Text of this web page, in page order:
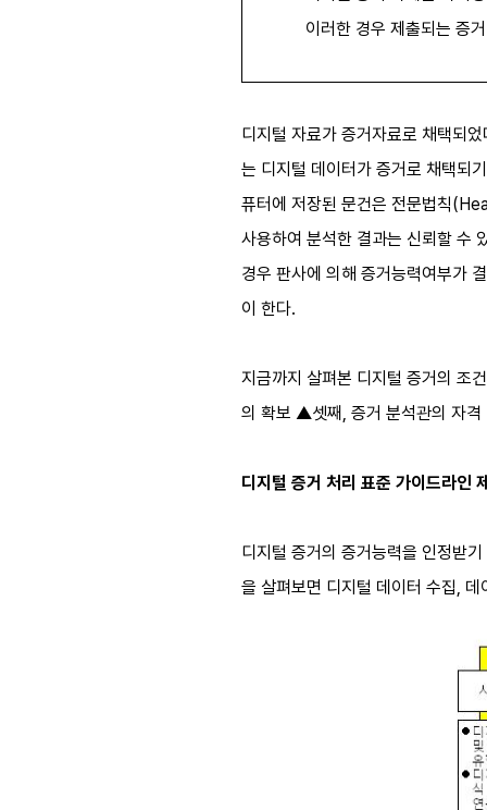
이러한 경우 제출되는 증
디지털 자료가 증거자료로 채택되
는 디지털 데이터가 증거로 채택되
퓨터에 저장된 문건은 전문법칙
사용하여 분석한 결과는 신뢰할 수
경우 판사에 의해 증거능력여부가
이 한다.
지금까지 살펴본 디지털 증거의 조
의 확보 ▲셋째, 증거 분석관의 자격
디지털 증거 처리 표준 가이드라인
디지털 증거의 증거능력을 인정받
을 살펴보면 디지털 데이터 수집,